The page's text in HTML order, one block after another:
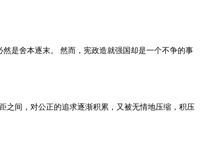
是舍本逐末。 然而，宪政造就强国却是一个不争的事
之间，对公正的追求逐渐积累，又被无情地压缩，积压